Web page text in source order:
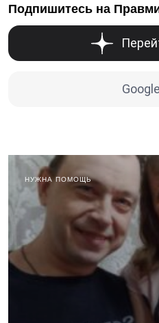
Подпишитесь на
НУЖНА ПОМОЩЬ